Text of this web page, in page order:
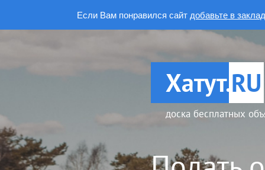
Если Вам понравился сайт добавьте в
Хатут.RU
доска бесплатных